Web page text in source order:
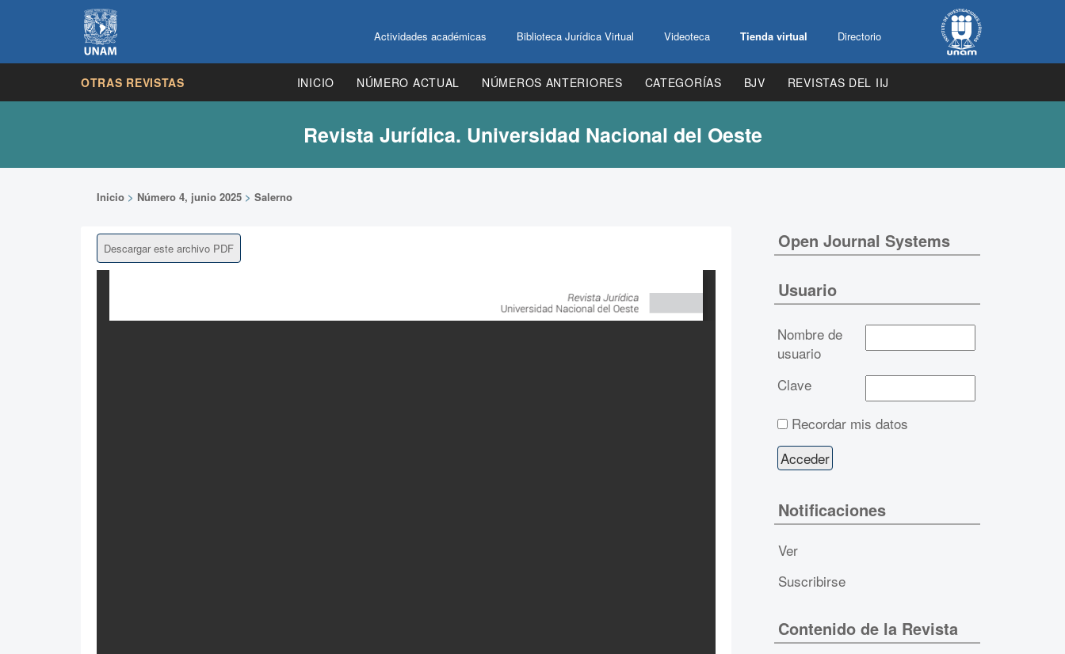
Actividades académicas Biblioteca Jurídica Virtual Videoteca Tienda virtual Directorio
OTRAS REVISTAS INICIO NÚMERO ACTUAL NÚMEROS ANTERIORES CATEGORÍAS BJV REVISTAS DEL IIJ
Revista Jurídica. Universidad Nacional del Oeste
Inicio > Número 4, junio 2025 > Salerno
Descargar este archivo PDF Open Journal Systems
Usuario
Nombre de
usuario
Clave
Recordar mis datos
Notificaciones
Ver
Suscribirse
Contenido de la Revista